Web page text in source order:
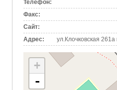
Телефон:
Факс:
Сайт:
Адрес:
ул.Клочковская 261а
+
-